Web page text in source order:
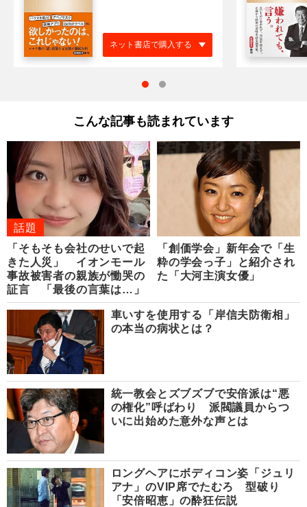
ネット書店で購入する
こんな記事も読まれています
話題
「そもそも会社のせいで起
きた人災」 イオンモール
事故被害者の親族が慟哭の
証言 「最後の言葉は…」
「創価学会」新年会で「生
粋の学会っ子」と紹介され
た「大河主演女優」
車いすを使用する「岸信夫防衛相」
の本当の病状とは？
統一教会とズブズブで安倍派は“悪
の権化”呼ばわり 派閥議員からつ
いに出始めた意外な声とは
ロングヘアにボディコン姿「ジュリ
アナ」のVIP席でたむろ 型破り
「安倍昭恵」の酔狂伝説